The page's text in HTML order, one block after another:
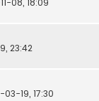
08, 18:09
23:42
03-19, 17:30